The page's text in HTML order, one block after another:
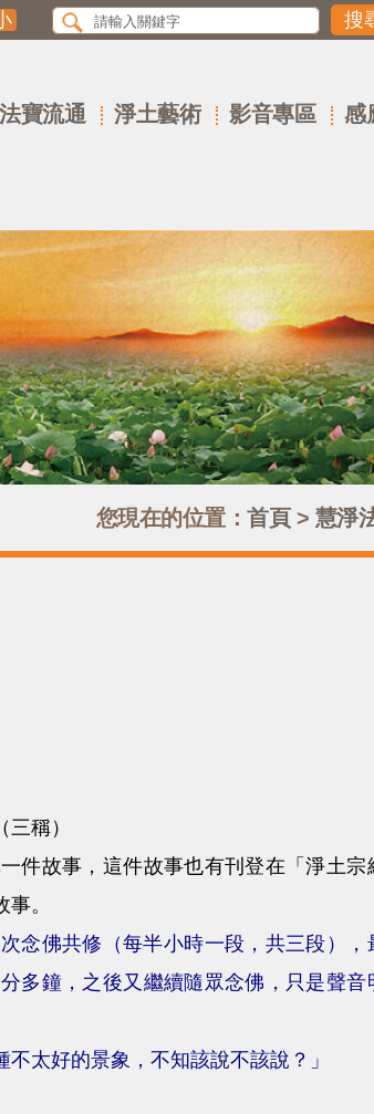
法寶流通 淨土藝術 影音專區 感
您現在的位置： 首頁> 慧淨
稱）
故事，這件故事也有刊登在「淨土宗
。
念佛共修（每半小時一段，共三段），
多鐘，之後又繼續隨眾念佛，只是聲音
太好的景象，不知該說不該說？」